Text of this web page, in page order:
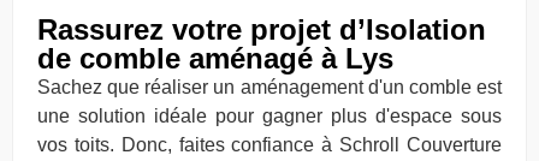
Rassurez votre projet d’Isolation
de comble aménagé à Lys
Sachez que réaliser un aménagement d'un comble est
une solution idéale pour gagner plus d'espace sous
vos toits. Donc, faites confiance à Schroll Couverture